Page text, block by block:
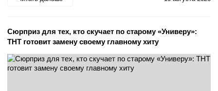
Сюрприз для тех, кто скучает по старому «Универу»:
ТНТ готовит замену своему главному хиту